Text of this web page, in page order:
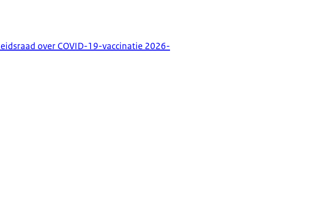
over COVID-19-vaccinatie 2026-